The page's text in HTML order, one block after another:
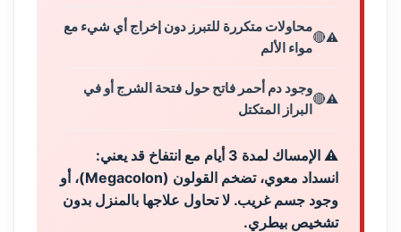
🔴
محاولات متكررة للتبرز دون إخراج أي شيء مع
مواء الألم
🔴
وجود دم أحمر فاتح حول فتحة الشرج أو في
البراز المتكتل
⚠️ الإمساك لمدة 3 أيام مع انتفاخ قد يعني:
انسداد معوي، تضخم القولون (Megacolon)، أو
وجود جسم غريب. لا تحاول علاجها بالمنزل بدون
تشخيص بيطري.